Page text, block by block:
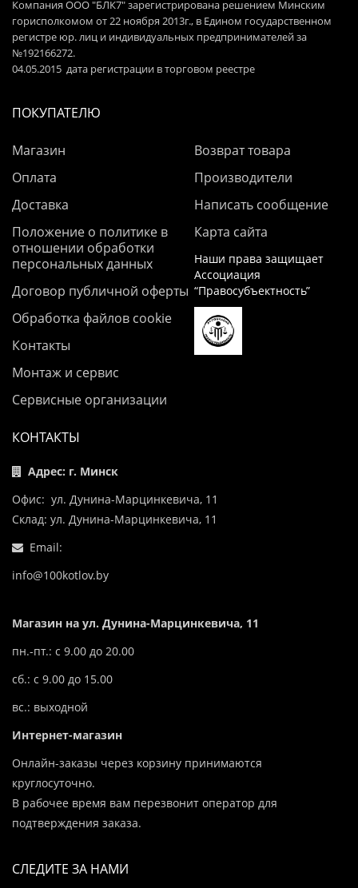
Компания ООО "БЛК7" зарегистрирована решением Минским
горисполкомом от 22 ноября 2013г., в Едином государственном
регистре юр. лиц и индивидуальных предпринимателей за
№192166272.
04.05.2015 дата регистрации в торговом реестре
ПОКУПАТЕЛЮ
Магазин
Оплата
Доставка
Положение о политике в
отношении обработки
персональных данных
Договор публичной оферты
Обработка файлов cookie
Контакты
Монтаж и сервис
Сервисные организации
Возврат товара
Производители
Написать сообщение
Карта сайта
Наши права защищает
Ассоциация
“Правосубъектность”
КОНТАКТЫ
Адрес: г. Минск
Офис: ул. Дунина-Марцинкевича, 11
Склад: ул. Дунина-Марцинкевича, 11
Email:
info@100kotlov.by
Магазин на ул. Дунина-Марцинкевича, 11
пн.-пт.: с 9.00 до 20.00
сб.: с 9.00 до 15.00
вс.: выходной
Интернет-магазин
Онлайн-заказы через корзину принимаются
круглосуточно.
В рабочее время вам перезвонит оператор для
подтверждения заказа.
СЛЕДИТЕ ЗА НАМИ